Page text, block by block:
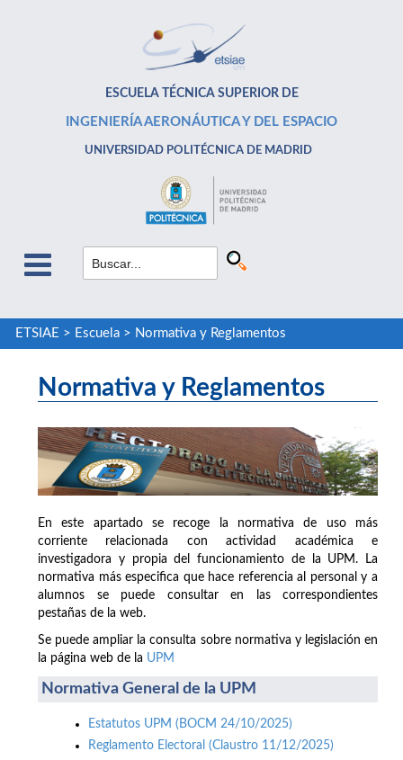
ESCUELA TÉCNICA SUPERIOR DE
INGENIERÍA AERONÁUTICA Y DEL ESPACIO
UNIVERSIDAD POLITÉCNICA DE MADRID
ETSIAE > Escuela> Normativa y Reglamentos
Normativa y Reglamentos
En este apartado se recoge la normativa de uso más
corriente relacionada con actividad académica e
investigadora y propia del funcionamiento de la UPM. La
normativa más especifica que hace referencia al personal y a
alumnos se puede consultar en las correspondientes
pestañas de la web.
Se puede ampliar la consulta sobre normativa y legislación en
la página web de la UPM
Normativa General de la UPM
Estatutos UPM (BOCM 24/10/2025)
Reglamento Electoral (Claustro 11/12/2025)